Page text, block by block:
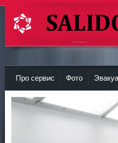
СТО Салидол | salidol в СПб
Про сервис Фото